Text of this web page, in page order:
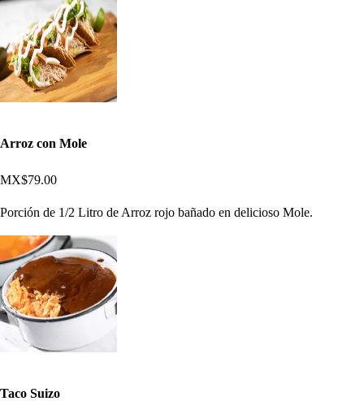
Arroz con Mole
MX$79.00
Porción de 1/2 Litro de Arroz rojo bañado en delicioso Mole.
Taco Suizo